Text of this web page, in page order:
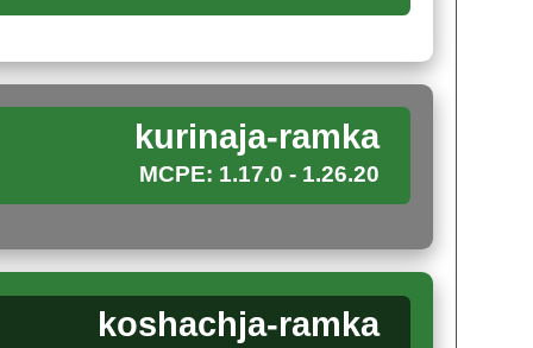
, придавая игре особый шарм.
Стиву, перед тяжелым испытанием на
кубического пространства станут
На этот раз это будет милый котик.
kurinaja-ramka
MCPE: 1.17.0 - 1.26.20
koshachja-ramka